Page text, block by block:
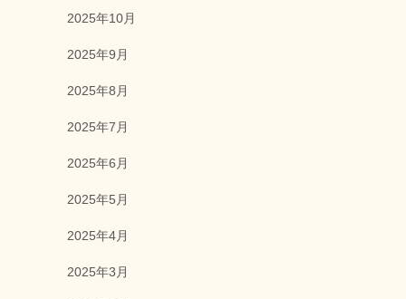
2025年10月
2025年9月
2025年8月
2025年7月
2025年6月
2025年5月
2025年4月
2025年3月